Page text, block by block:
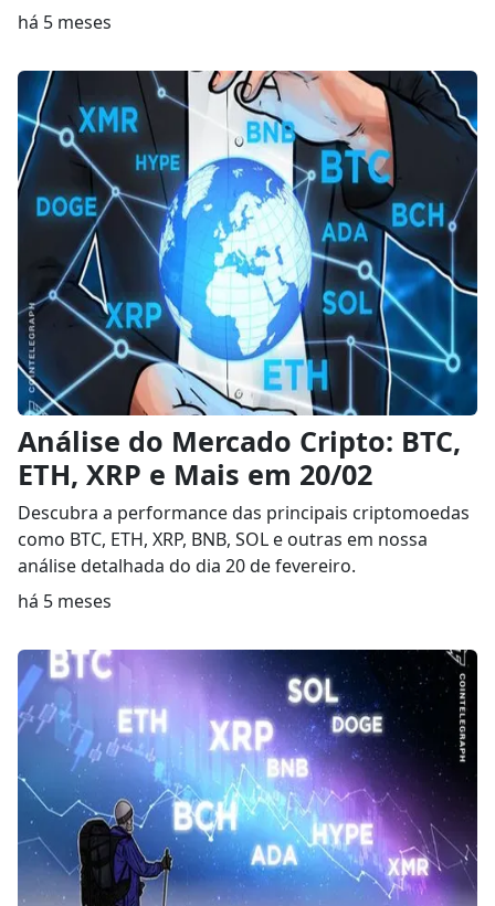
há 5 meses
Análise do Mercado Cripto: BTC,
ETH, XRP e Mais em 20/02
Descubra a performance das principais criptomoedas
como BTC, ETH, XRP, BNB, SOL e outras em nossa
análise detalhada do dia 20 de fevereiro.
há 5 meses